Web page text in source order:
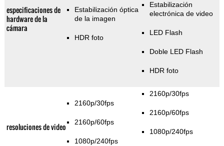
especificaciones de
hardware de la
cámara
Estabilización óptica
de la imagen
HDR foto
Estabilización
electrónica de video
LED Flash
Doble LED Flash
HDR foto
resoluciones de video
2160p/30fps
2160p/60fps
1080p/240fps
2160p/30fps
2160p/60fps
1080p/240fps